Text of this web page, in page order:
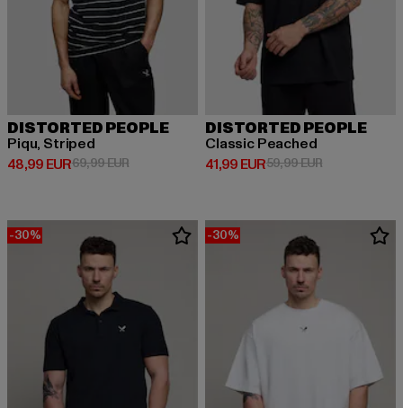
DISTORTED PEOPLE
Piqu‚ Striped
48,99 EUR
Derzeitiger Preis: 48,99 EUR
69,99 EURAktionspreis: 69,99 EUR
DISTORTED PEOPLE
Classic Peached
41,99 EUR
Derzeitiger Preis: 41,99 EUR
59,99 EURAktionspreis:
-30% -30%